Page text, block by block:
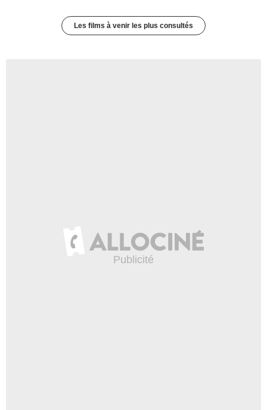
Les films à venir les plus consultés